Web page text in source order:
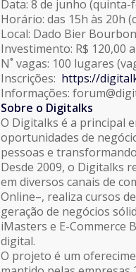
Data: 8 de junho (quinta-
Horário: das 15h às 20h
Local: Dado Bier
Investimento: R$ 120,00
N˚ vagas: 100 lugares
Inscrições: https://
Informações:
Sobre o Digitalks
O Digitalks é a principal
oportunidades de
pessoas e
Desde 2009, o Digitalks
em diversos canais de
Online–, realiza cursos
geração de negócios
iMasters e E-Commerce
digital.
O projeto é um